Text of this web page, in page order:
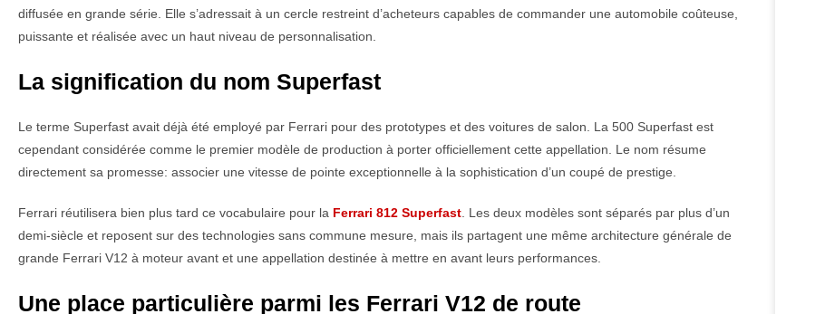
diffusée en grande série. Elle s’adressait à un cercle restreint d’acheteurs capables de commander une automobile coûteuse,
puissante et réalisée avec un haut niveau de personnalisation.
La signification du nom Superfast
Le terme Superfast avait déjà été employé par Ferrari pour des prototypes et des voitures de salon. La 500 Superfast est
cependant considérée comme le premier modèle de production à porter officiellement cette appellation. Le nom résume
directement sa promesse: associer une vitesse de pointe exceptionnelle à la sophistication d’un coupé de prestige.
Ferrari réutilisera bien plus tard ce vocabulaire pour la Ferrari 812 Superfast. Les deux modèles sont séparés par plus d’un
demi-siècle et reposent sur des technologies sans commune mesure, mais ils partagent une même architecture générale de
grande Ferrari V12 à moteur avant et une appellation destinée à mettre en avant leurs performances.
Une place particulière parmi les Ferrari V12 de route